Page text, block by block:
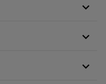


